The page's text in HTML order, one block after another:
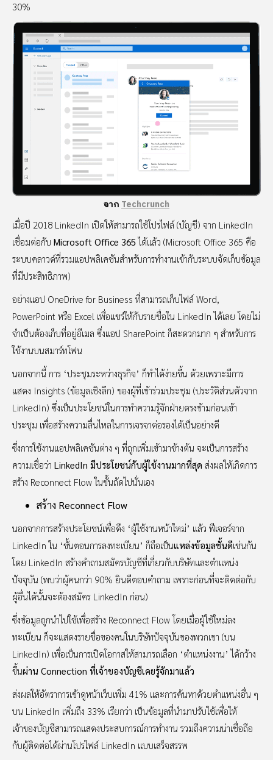
30%
จากTechcrunch
เมื่อปี 2018 LinkedIn เปิดให้สามารถใช้โปรไฟล์ (บัญชี) จาก LinkedIn
เชื่อมต่อกับ Microsoft Office 365ได้แล้ว (Microsoft Office 365 คือ
ระบบคลาวด์ที่รวมแอปพลิเคชันสำหรับการทำงานเข้ากับระบบจัดเก็บข้อมูล
ที่มีประสิทธิภาพ)
อย่างแอป OneDrive for Business ที่สามารถเก็บไฟล์ Word,
PowerPoint หรือ Excel เพื่อแชร์ให้กับรายชื่อใน LinkedIn ได้เลย โดยไม่
จำเป็นต้องเก็บที่อยู่อีเมล ซึ่งแอป SharePoint ก็สะดวกมาก ๆ สำหรับการ
ใช้งานบนสมาร์ทโฟน
นอกจากนี้ การ ‘ประชุมระหว่างธุรกิจ’ ก็ทำได้ง่ายขึ้น ด้วยเพราะมีการ
แสดง Insights (ข้อมูลเชิงลึก) ของผู้ที่เข้าร่วมประชุม (ประวัติส่วนตัวจาก
LinkedIn) ซึ่งเป็นประโยชน์ในการทำความรู้จักฝ่ายตรงข้ามก่อนเข้า
ประชุม เพื่อสร้างความลื่นไหลในการเจรจาต่อรองได้เป็นอย่างดี
ซึ่งการใช้งานแอปพลิเคชันต่าง ๆ ที่ถูกเพิ่มเข้ามาข้างต้น จะเป็นการสร้าง
ความเชื่อว่า LinkedIn มีประโยชน์กับผู้ใช้งานมากที่สุด ส่งผลให้เกิดการ
สร้าง Reconnect Flow ในขั้นถัดไปนั่นเอง
สร้าง Reconnect Flow
นอกจากการสร้างประโยชน์เพื่อดึง ‘ผู้ใช้งานหน้าใหม่’ แล้ว ฟีเจอร์จาก
LinkedIn ใน ‘ขั้นตอนการลงทะเบียน’ ก็ถือเป็นแหล่งข้อมูลชั้นดีเช่นกัน
โดย LinkedIn สร้างคำถามสมัครบัญชีที่เกี่ยวกับบริษัทและตำแหน่ง
ปัจจุบัน (พบว่าผู้คนกว่า 90% ยินดีตอบคำถาม เพราะก่อนที่จะติดต่อกับ
ผู้อื่นได้นั้นจะต้องสมัคร LinkedIn ก่อน)
ซึ่งข้อมูลถูกนำไปใช้เพื่อสร้าง Reconnect Flow โดยเมื่อผู้ใช้ใหม่ลง
ทะเบียน ก็จะแสดงรายชื่อของคนในบริษัทปัจจุบันของพวกเขา (บน
LinkedIn) เพื่อเป็นการเปิดโอกาสให้สามารถเลือก ‘ตำแหน่งงาน’ ได้กว้าง
ขึ้นผ่าน Connection ที่เจ้าของบัญชีเคยรู้จักมาแล้ว
ส่งผลให้อัตราการเข้าดูหน้าเว็บเพิ่ม 41% และการค้นหาด้วยตำแหน่งอื่น ๆ
บน LinkedIn เพิ่มถึง 33% เรียกว่า เป็นข้อมูลที่นำมาปรับใช้เพื่อให้
เจ้าของบัญชีสามารถแสดงประสบการณ์การทำงาน รวมถึงความน่าเชื่อถือ
กับผู้ติดต่อได้ผ่านโปรไฟล์ LinkedIn แบบเสร็จสรรพ